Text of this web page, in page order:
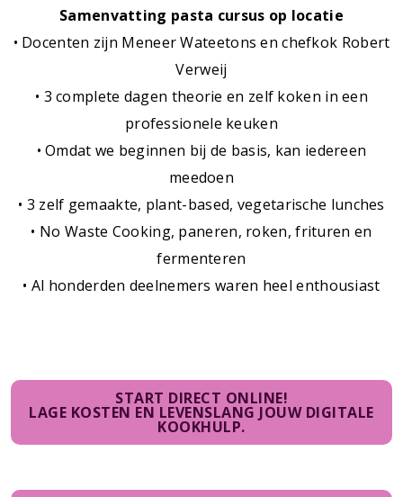
Samenvatting pasta cursus op locatie
• Docenten zijn Meneer Wateetons en chefkok Robert
Verweij
• 3 complete dagen theorie en zelf koken in een
professionele keuken
• Omdat we beginnen bij de basis, kan iedereen
meedoen
• 3 zelf gemaakte, plant-based, vegetarische lunches
• No Waste Cooking, paneren, roken, frituren en
fermenteren
• Al honderden deelnemers waren heel enthousiast
START DIRECT ONLINE!
LAGE KOSTEN EN LEVENSLANG JOUW DIGITALE
KOOKHULP.